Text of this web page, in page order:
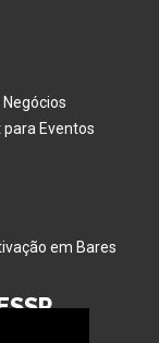
Negócios
Eventos
em Bares